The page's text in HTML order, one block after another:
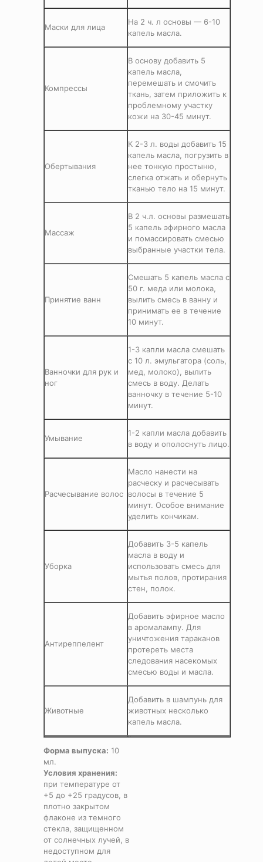
Маски для лица
На 2 ч. л основы — 6-10
капель масла.
Компрессы
В основу добавить 5
капель масла,
перемешать и смочить
ткань, затем приложить к
проблемному участку
кожи на 30-45 минут.
Обертывания
К 2-3 л. воды добавить 15
капель масла, погрузить в
нее тонкую простыню,
слегка отжать и обернуть
тканью тело на 15 минут.
Массаж
В 2 ч.л. основы размешать
5 капель эфирного масла
и помассировать смесью
выбранные участки тела.
Принятие ванн
Смешать 5 капель масла с
50 г. меда или молока,
вылить смесь в ванну и
принимать ее в течение
10 минут.
Ванночки для рук и
ног
1-3 капли масла смешать
с 10 л. эмульгатора (соль,
мед, молоко), вылить
смесь в воду. Делать
ванночку в течение 5-10
минут.
Умывание
1-2 капли масла добавить
в воду и ополоснуть лицо.
Расчесывание волос
Масло нанести на
расческу и расчесывать
волосы в течение 5
минут. Особое внимание
уделить кончикам.
Уборка
Добавить 3-5 капель
масла в воду и
использовать смесь для
мытья полов, протирания
стен, полок.
Антиреппелент
Добавить эфирное масло
в аромалампу. Для
уничтожения тараканов
протереть места
следования насекомых
смесью воды и масла.
Животные
Добавить в шампунь для
животных несколько
капель масла.
Форма выпуска: 10
мл.
Условия хранения:
при температуре от
+5 до +25 градусов, в
плотно закрытом
флаконе из темного
стекла, защищенном
от солнечных лучей, в
недоступном для